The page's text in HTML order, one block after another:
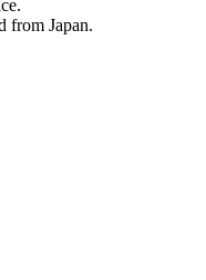
from Japan.